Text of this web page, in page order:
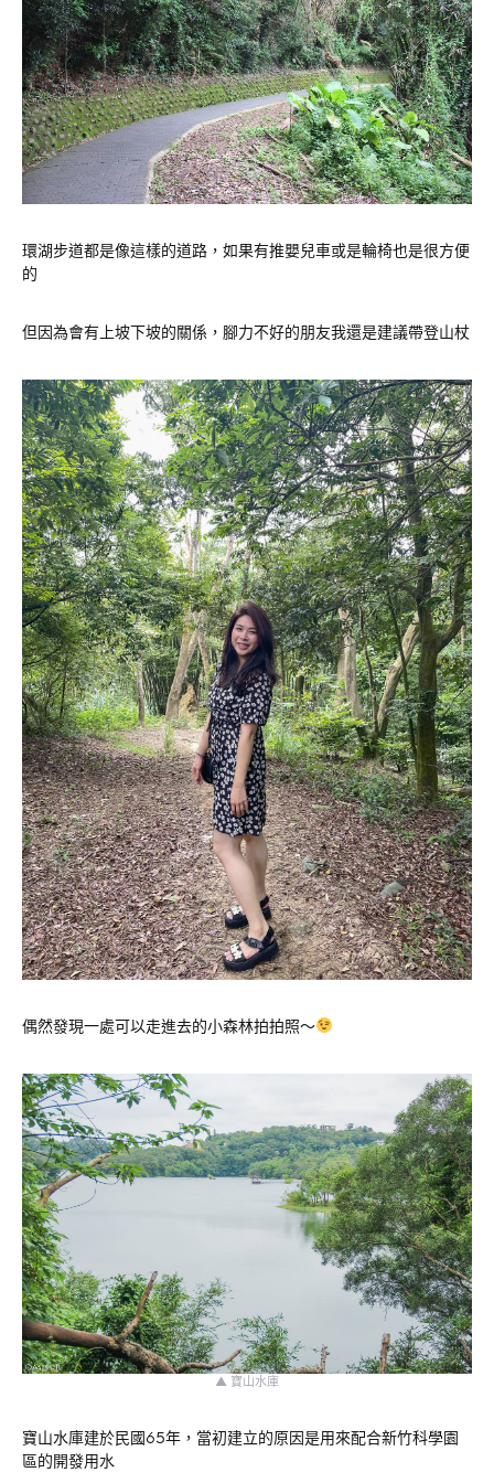
環湖步道都是像這樣的道路，如果有推嬰兒車或是輪椅也是很方便
的
但因為會有上坡下坡的關係，腳力不好的朋友我還是建議帶登山杖
偶然發現一處可以走進去的小森林拍拍照～
▲ 寶山水庫
寶山水庫建於民國65年，當初建立的原因是用來配合新竹科學園
區的開發用水